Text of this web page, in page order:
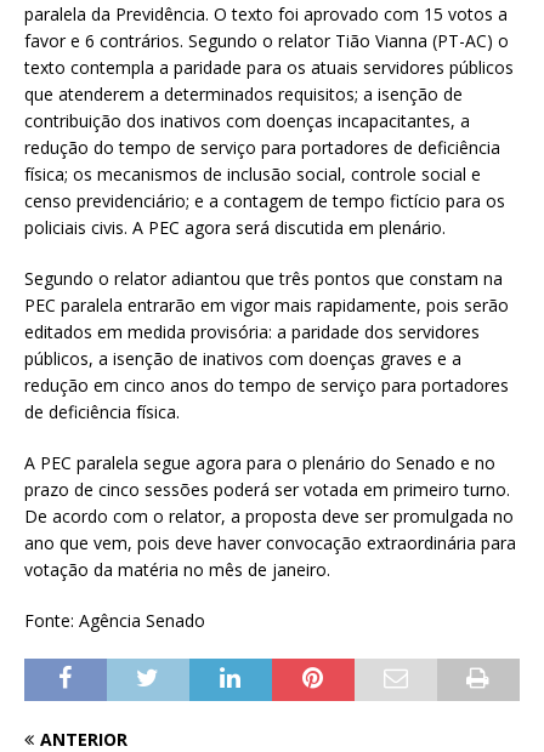
paralela da Previdência. O texto foi aprovado com 15 votos a
favor e 6 contrários. Segundo o relator Tião Vianna (PT-AC) o
texto contempla a paridade para os atuais servidores públicos
que atenderem a determinados requisitos; a isenção de
contribuição dos inativos com doenças incapacitantes, a
redução do tempo de serviço para portadores de deficiência
física; os mecanismos de inclusão social, controle social e
censo previdenciário; e a contagem de tempo fictício para os
policiais civis. A PEC agora será discutida em plenário.
Segundo o relator adiantou que três pontos que constam na
PEC paralela entrarão em vigor mais rapidamente, pois serão
editados em medida provisória: a paridade dos servidores
públicos, a isenção de inativos com doenças graves e a
redução em cinco anos do tempo de serviço para portadores
de deficiência física.
A PEC paralela segue agora para o plenário do Senado e no
prazo de cinco sessões poderá ser votada em primeiro turno.
De acordo com o relator, a proposta deve ser promulgada no
ano que vem, pois deve haver convocação extraordinária para
votação da matéria no mês de janeiro.
Fonte: Agência Senado
ANTERIOR